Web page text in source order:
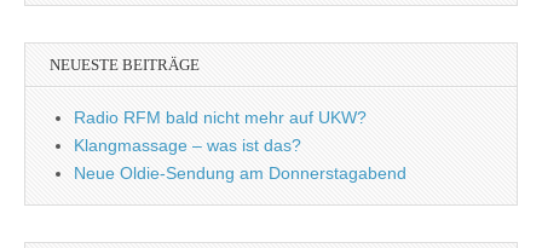
NEUESTE BEITRÄGE
Radio RFM bald nicht mehr auf UKW?
Klangmassage – was ist das?
Neue Oldie-Sendung am Donnerstagabend